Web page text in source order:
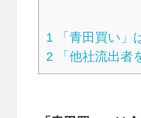
1 「青田買い」
2 「他社流出者